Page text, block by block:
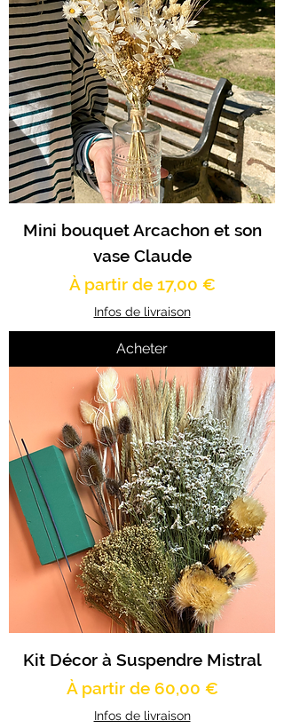
Mini bouquet Arcachon et son
vase Claude
À partir de 17,00 €
Prix promotionnel
Infos de livraison
Acheter
Kit Décor à Suspendre Mistral
À partir de 60,00 €
Prix promotionnel
Infos de livraison